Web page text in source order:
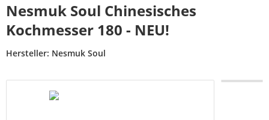
Nesmuk Soul Chinesisches
Kochmesser 180 - NEU!
Hersteller: Nesmuk Soul